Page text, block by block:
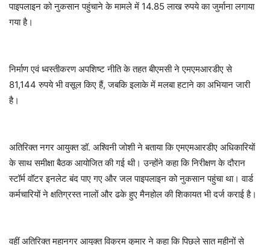
पाइपलाइन को नुकसान पहुंचाने के मामले में 14.85 लाख रुपये का जुर्माना लगाया
गया है।
निर्माण एवं ध्वस्तीकरण अपशिष्ट नीति के तहत बीएमसी ने एमएमआरडीए से
81,144 रुपये भी वसूल किए हैं, जबकि इलाके में मलबा हटाने का अभियान जारी
है।
अतिरिक्त नगर आयुक्त डॉ. अश्विनी जोशी ने बताया कि एमएमआरडीए अधिकारियों
के साथ समीक्षा बैठक आयोजित की गई थी। उन्होंने कहा कि निरीक्षण के दौरान
स्टॉर्म वॉटर इनलेट बंद पाए गए और जल पाइपलाइन को नुकसान पहुंचा था। वार्ड
कर्मचारियों ने क्षतिग्रस्त नालों और ढके हुए मैनहोल की शिकायत भी दर्ज कराई है।
वहीं अतिरिक्त महानगर आयुक्त विक्रम कुमार ने कहा कि पिछले सात महीनों से